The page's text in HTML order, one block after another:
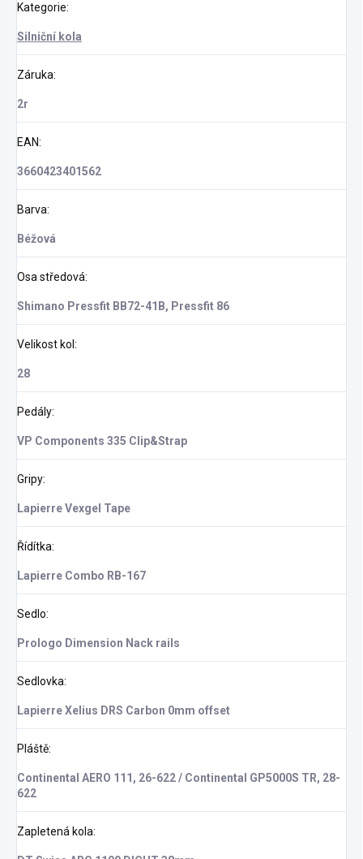
Kategorie:
Silniční kola
Záruka:
2r
EAN:
3660423401562
Barva:
Béžová
Osa středová:
Shimano Pressfit BB72-41B, Pressfit 86
Velikost kol :
28
Pedály:
VP Components 335 Clip&Strap
Gripy:
Lapierre Vexgel Tape
Řídítka:
Lapierre Combo RB-167
Sedlo:
Prologo Dimension Nack rails
Sedlovka:
Lapierre Xelius DRS Carbon 0mm offset
Pláště:
Continental AERO 111, 26-622 / Continental GP5000S TR, 28-
622
Zapletená kola: